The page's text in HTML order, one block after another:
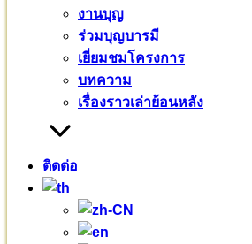
งานบุญ
ร่วมบุญบารมี
เยี่ยมชมโครงการ
บทความ
เรื่องราวเล่าย้อนหลัง
ติดต่อ
รศ.ดร. เวทย์ บรรณกรกุล
๐๘๑ – ๙๔๓ – ๒๖๖๕
แม่ชีจิราภรณ์ ชวะศิริ
๐๖๒ – ๒๖๒ – ๒๖๙๓
ป้ายชื่อทางเข้ามหาวชิราลงกรณ
>>> https://goo.gl/maps/
Pali English บาลีเถรวาท
มหาวชิราลง